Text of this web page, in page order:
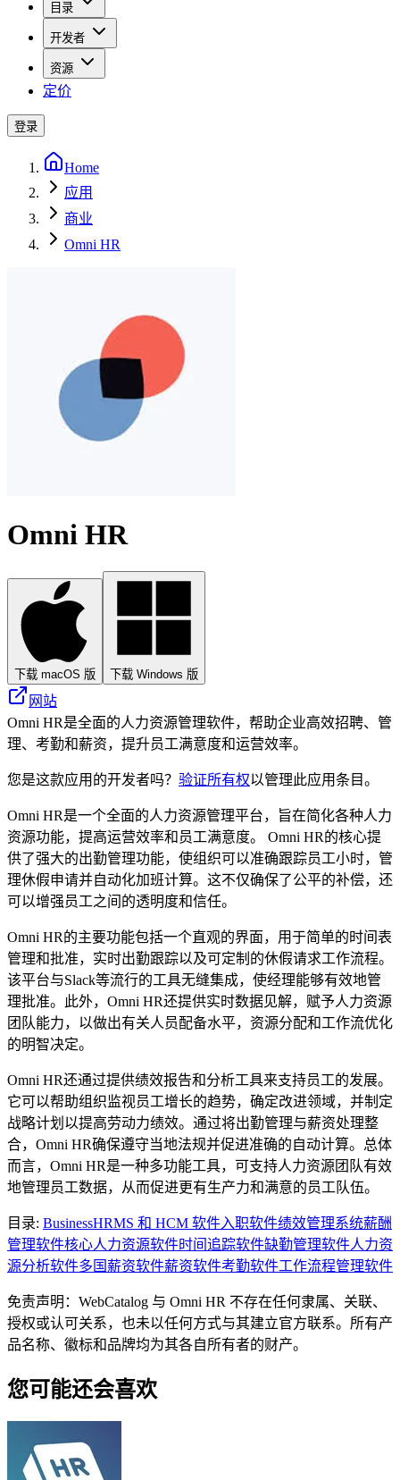
目录
开发者
资源
定价
登录
Home
应用
商业
Omni HR
Omni HR
下载 macOS 版 下载 Windows 版
网站
Omni HR是全面的人力资源管理软件，帮助企业高效招聘、管
理、考勤和薪资，提升员工满意度和运营效率。
您是这款应用的开发者吗？ 验证所有权以管理此应用条目。
Omni HR是一个全面的人力资源管理平台，旨在简化各种人力
资源功能，提高运营效率和员工满意度。 Omni HR的核心提
供了强大的出勤管理功能，使组织可以准确跟踪员工小时，管
理休假申请并自动化加班计算。这不仅确保了公平的补偿，还
可以增强员工之间的透明度和信任。
Omni HR的主要功能包括一个直观的界面，用于简单的时间表
管理和批准，实时出勤跟踪以及可定制的休假请求工作流程。
该平台与Slack等流行的工具无缝集成，使经理能够有效地管
理批准。此外，Omni HR还提供实时数据见解，赋予人力资源
团队能力，以做出有关人员配备水平，资源分配和工作流优化
的明智决定。
Omni HR还通过提供绩效报告和分析工具来支持员工的发展。
它可以帮助组织监视员工增长的趋势，确定改进领域，并制定
战略计划以提高劳动力绩效。通过将出勤管理与薪资处理整
合，Omni HR确保遵守当地法规并促进准确的自动计算。总体
而言，Omni HR是一种多功能工具，可支持人力资源团队有效
地管理员工数据，从而促进更有生产力和满意的员工队伍。
目录: BusinessHRMS 和 HCM 软件入职软件绩效管理系统薪酬
管理软件核心人力资源软件时间追踪软件缺勤管理软件人力资
源分析软件多国薪资软件薪资软件考勤软件工作流程管理软件
免责声明：WebCatalog 与 Omni HR 不存在任何隶属、关联、
授权或认可关系，也未以任何方式与其建立官方联系。所有产
品名称、徽标和品牌均为其各自所有者的财产。
您可能还会喜欢